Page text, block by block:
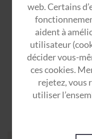
l’entreprise.
LIRE LA
Management &
Durée / Recyclage
web. Certains
aident à
utilisateur
décider vous-
ces cookies.
rejetez, vous
utiliser